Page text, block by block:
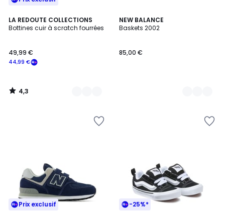
LA REDOUTE COLLECTIONS
Bottines cuir à scratch fourrées
44,99 €
49,99 €
4,3
/ 5
2
Couleurs
4,3
/
NEW BALANCE
Baskets 2002
85,00 €
2
Couleurs
Prix exclusif -25%*